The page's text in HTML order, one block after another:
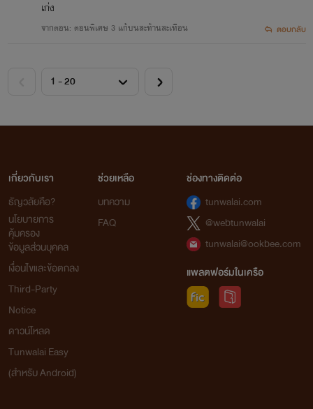
เก่ง
จากตอน: ตอนพิเศษ 3 แก้บนสะท้านสะเทือน ตอบกลับ
เกี่ยวกับเรา
ธัญวลัยคือ?
นโยบายการ
คุ้มครอง
ข้อมูลส่วนบุคคล
เงื่อนไขและข้อตกลง
Third-Party
Notice
ดาวน์โหลด
Tunwalai Easy
(สำหรับ Android)
ช่วยเหลือ
บทความ
FAQ
ช่องทางติดต่อ
tunwalai.com
@webtunwalai
tunwalai@ookbee.com
แพลตฟอร์มในเครือ